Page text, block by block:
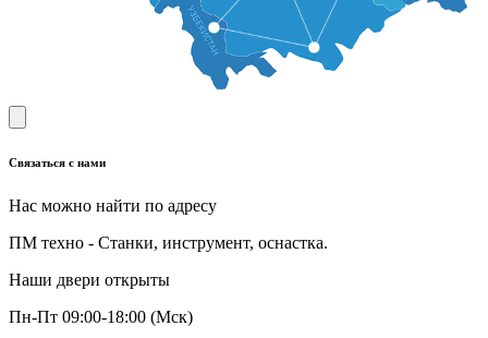
Связаться с нами
Нас можно найти по адресу
ПМ техно - Станки, инструмент, оснастка.
Наши двери открыты
Пн-Пт 09:00-18:00 (Мск)